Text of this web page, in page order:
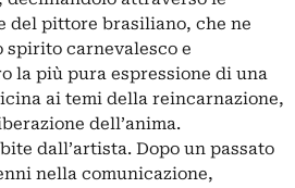
del pittore brasiliano, che ne
spirito carnevalesco e
la più pura espressione di una
ai temi della reincarnazione,
dell’anima.
dall’artista. Dopo un passato
nella comunicazione,